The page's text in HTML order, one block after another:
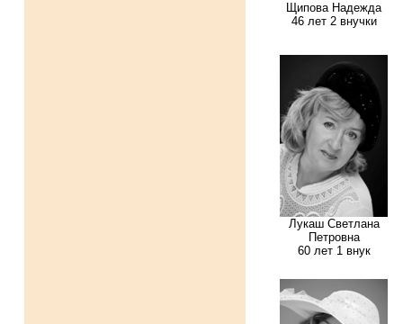
Щипова Надежда
46 лет 2 внучки
Лукаш Светлана
Петровна
60 лет 1 внук